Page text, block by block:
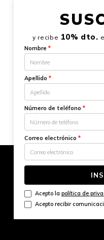
y recibe 10% dto.
Nombre *
Apellido *
Número de teléfono *
Correo electrónico *
Acepto la política de
Acepto recibir